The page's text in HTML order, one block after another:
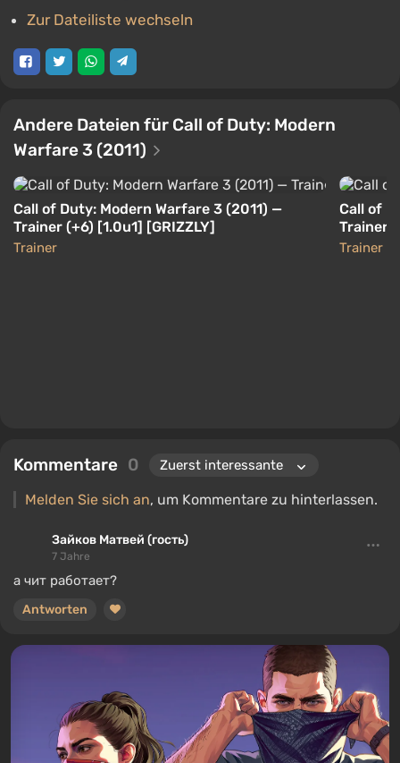
Zur Dateiliste wechseln
Andere Dateien für Call of Duty: Modern
Warfare 3 (2011)
Call of Duty: Modern Warfare 3 (2011) —
Trainer (+6) [1.0u1] [GRIZZLY]
Trainer
Call of
Trainer
Trainer
Kommentare 0
Melden Sie sich an, um Kommentare zu hinterlassen.
Зайков Матвей (гость)
7 Jahre
а чит работает?
Antworten